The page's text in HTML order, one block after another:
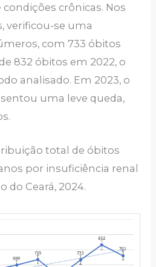
crônicas. Nos
verificou-se uma
com 733 óbitos
832 óbitos em 2022, o
analisado. Em 2023, o
uma leve queda,
total de óbitos
por insuficiência renal
do Ceará, 2024.